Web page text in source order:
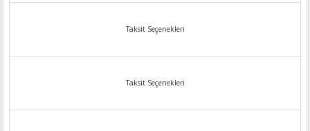
Taksit Seçenekleri
Taksit Seçenekleri